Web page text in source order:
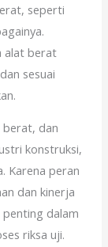
seperti
alat berat
sesuai
dan
konstruksi,
Karena peran
dan kinerja
dalam
riksa uji.